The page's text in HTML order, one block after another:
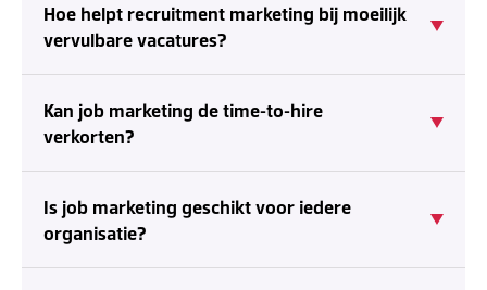
Hoe helpt recruitment marketing bij moeilijk
vervulbare vacatures?
Kan job marketing de time-to-hire
verkorten?
Is job marketing geschikt voor iedere
organisatie?